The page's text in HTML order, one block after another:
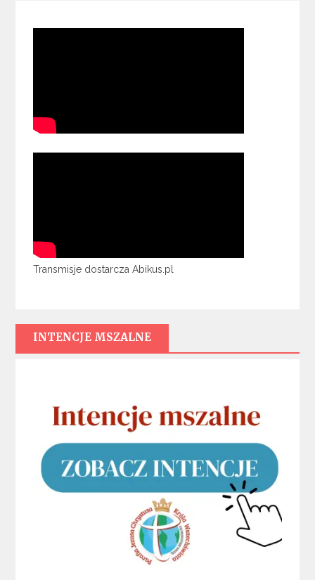
Transmisje dostarcza Abikus.pl
INTENCJE MSZALNE